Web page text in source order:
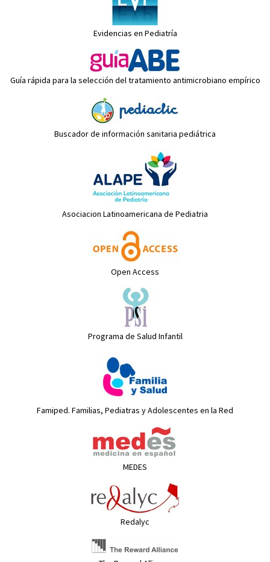
Evidencias en Pediatría
Guía rápida para la selección del tratamiento antimicrobiano empírico
Buscador de información sanitaria pediátrica
Asociacion Latinoamericana de Pediatria
Open Access
Programa de Salud Infantil
Famiped. Familias, Pediatras y Adolescentes en la Red
MEDES
Redalyc